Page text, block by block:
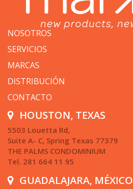
NOSOTROS
SERVICIOS
MARCAS
DISTRIBUCIÓN
CONTACTO
HOUSTON, TEXAS
5503 Louetta Rd,
Suite A- C, Spring Texas 77379
THE PALMS CONDOMINIUM
Tel. 281 664 11 95
GUADALAJARA, MÉXICO